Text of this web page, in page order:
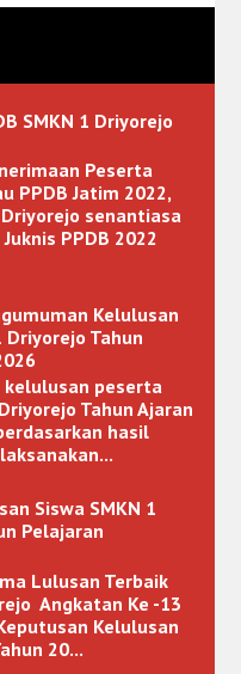
SMKN 1 Driyorejo
Peserta
PPDB Jatim 2022,
senantiasa
PPDB 2022
Kelulusan
Driyorejo Tahun
kelulusan peserta
Tahun Ajaran
hasil
Siswa SMKN 1
Pelajaran
Lulusan Terbaik
Angkatan Ke -13
Kelulusan
20...